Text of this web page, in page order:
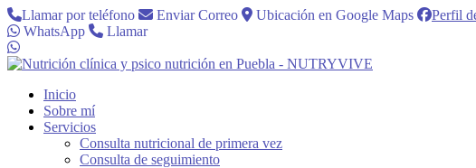
Llamar por teléfono Enviar Correo Ubicación en Google Maps Perfil
WhatsApp
Llamar
Inicio
Sobre mí
Servicios
Consulta nutricional de primera vez
Consulta de seguimiento